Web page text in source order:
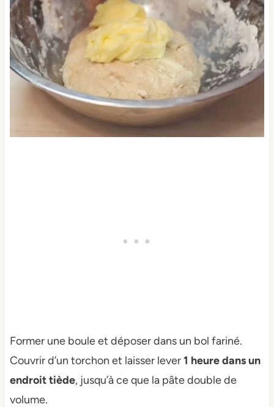
Former une boule et déposer dans un bol fariné.
Couvrir d’un torchon et laisser lever1 heure dans un
endroit tiède, jusqu’à ce que la pâte double de
volume.